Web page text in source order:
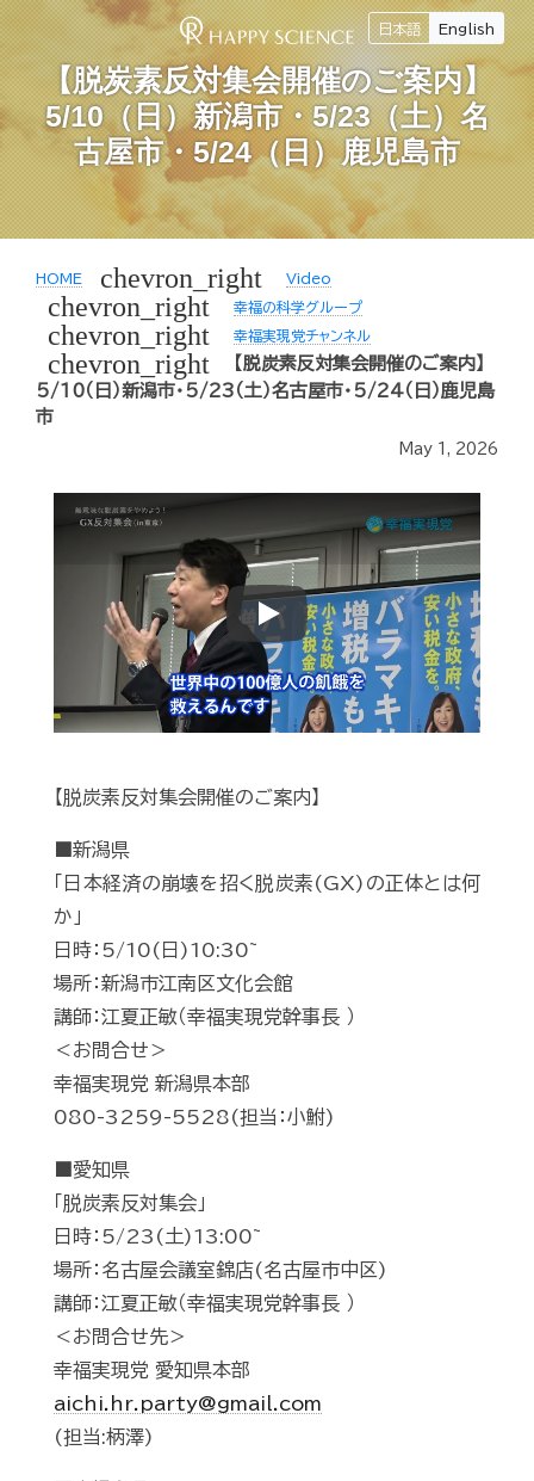
日本語 English
【脱炭素反対集会開催のご案内】
5/10（日）新潟市・5/23（土）名
古屋市・5/24（日）鹿児島市
HOME chevron_right Video
chevron_right 幸福の科学グループ
chevron_right 幸福実現党チャンネル
chevron_right
【脱炭素反対集会開催のご案内】
5/10（日）新潟市・5/23（土）名古屋市・5/24（日）鹿児島
市
May 1, 2026
Play
【脱炭素反対集会開催のご案内】
■新潟県
「日本経済の崩壊を招く脱炭素(GX)の正体とは何
か」
日時：5/10(日)10:30~
場所：新潟市江南区文化会館
講師：江夏正敏（幸福実現党幹事長 ）
＜お問合せ＞
幸福実現党 新潟県本部
080-3259-5528(担当：小鮒)
■愛知県
「脱炭素反対集会」
日時：5/23(土)13:00~
場所：名古屋会議室錦店(名古屋市中区)
講師：江夏正敏（幸福実現党幹事長 ）
＜お問合せ先＞
幸福実現党 愛知県本部
aichi.hr.party@gmail.com
(担当:柄澤)